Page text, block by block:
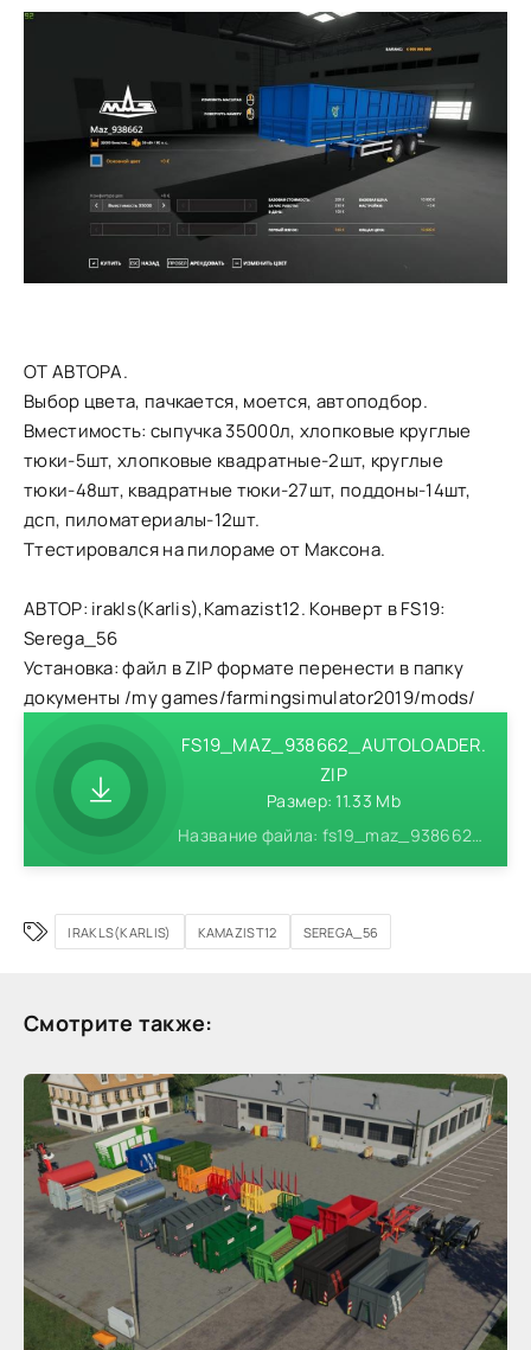
ОТ АВТОРА.
Выбор цвета, пачкается, моется, автоподбор.
Вместимость: сыпучка 35000л, хлопковые круглые
тюки-5шт, хлопковые квадратные-2шт, круглые
тюки-48шт, квадратные тюки-27шт, поддоны-14шт,
дсп, пиломатериалы-12шт.
Ттестировался на пилораме от Максона.
АВТОР: irakls(Karlis),Kamazist12. Конверт в FS19:
Serega_56
Установка: файл в ZIP формате перенести в папку
документы /my games/farmingsimulator2019/mods/
FS19_MAZ_938662_AUTOLOADER.
ZIP
Размер: 11.33 Mb
Название файла: fs19_maz_938662_autoloader.zip
IRAKLS(KARLIS) KAMAZIST12 SEREGA_56
Смотрите также: